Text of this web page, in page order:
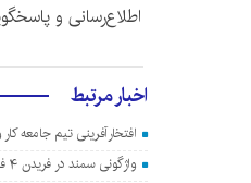
اطلاع‌رسانی و
اخبار مرتبط
افتخارآفرینی تیم جامعه
واژگونی سمند در فریدن ۴ فوتی برجا گذاشت/ خواب‌آلودگی راننده حادثه‌ساز شد